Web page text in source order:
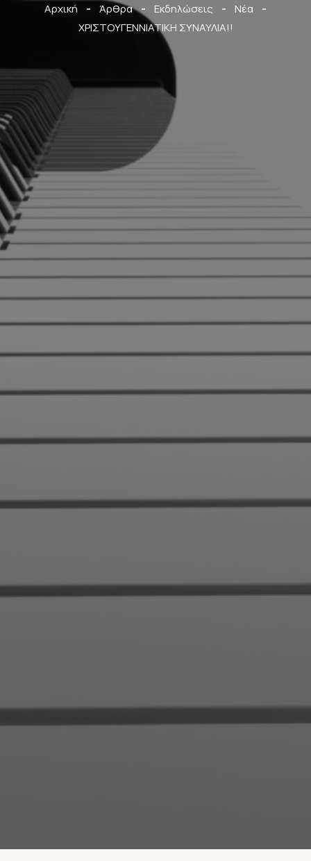
Αρχική - Άρθρα - Εκδηλώσεις - Νέα
-
ΧΡΙΣΤΟΥΓΕΝΝΙΑΤΙΚΗ ΣΥΝΑΥΛΙΑ!!